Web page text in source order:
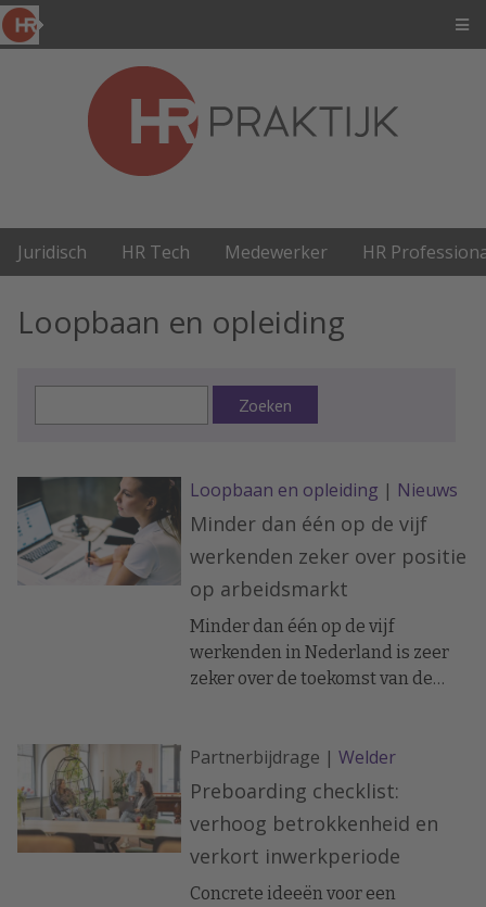
Juridisch HR Tech Medewerker HR
Loopbaan en opleiding
Zoeken
Loopbaan en opleiding | Nieuws
Minder dan één op de vijf
werkenden zeker over positie
op arbeidsmarkt
Minder dan één op de vijf
werkenden in Nederland is zeer
zeker over de toekomst van de
wereldwijde gemiddelde van 22
procent.
Partnerbijdrage | Welder
Preboarding checklist:
verhoog betrokkenheid en
verkort inwerkperiode
Concrete ideeën voor een